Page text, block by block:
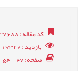
کد مقاله: 13940909135137688
بازدید: 17328
صفحه: 47 - 54